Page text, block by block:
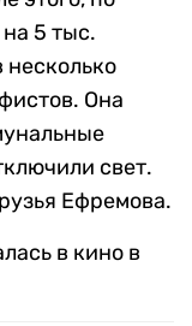
5 тыс.
несколько
Она
свет.
Ефремова.
в кино в